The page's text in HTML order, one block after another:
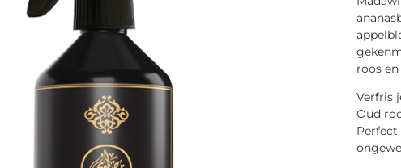
roos
Verfris
Oud